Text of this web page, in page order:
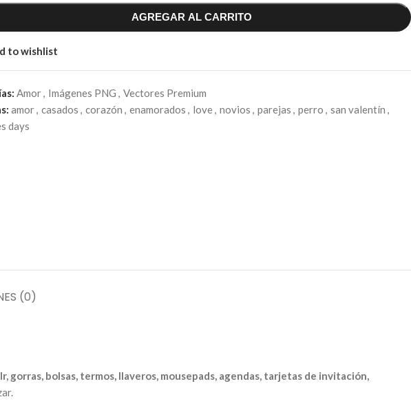
AGREGAR AL CARRITO
to wishlist
Amor, Imágenes PNG , Vectores Premium
amor, casados , corazón , enamorados , love, novios , parejas , perro , san valentín ,
days
(0)
gorras, bolsas, termos, llaveros, mousepads, agendas, tarjetas de invitación,